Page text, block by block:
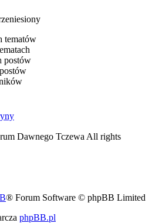
tematów
postów
Dawnego Tczewa All rights
® Forum Software © phpBB Limited
phpBB.pl